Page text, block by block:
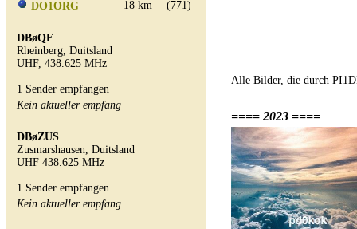
DO1ORG
18 km (771)
DBøQF
Rheinberg, Duitsland
UHF, 438.625 MHz
1 Sender empfangen
Kein aktueller empfang
DBøZUS
Zusmarshausen, Duitsland
UHF 438.625 MHz
1 Sender empfangen
Kein aktueller empfang
Alle Bilder, die durch
==== 2023 ====